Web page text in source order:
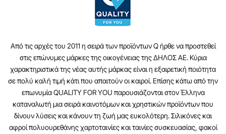
Από τις αρχές του 2011 η σειρά των προϊόντων Q ήρθε να προστεθεί
στις επώνυμες μάρκες της οικογένειας της ΔΗΛΟΣ AE. Κύρια
χαρακτηριστικά της νέας αυτής μάρκας είναι η εξαιρετική ποιότητα
σε πολύ καλή τιμή κάτι που απαιτούν οι καιροί. Επίσης κάτω από την
επωνυμία QUALITY FOR YOU παρουσιάζονται στον Έλληνα
καταναλωτή μια σειρά καινοτόμων και χρηστικών προϊόντων που
δίνουν λύσεις και κάνουν τη ζωή μας ευκολότερη. Σιλικόνες και
αφροί πολυουρεθάνης χαρτοταινίες και ταινίες συσκευασίας, φακοί